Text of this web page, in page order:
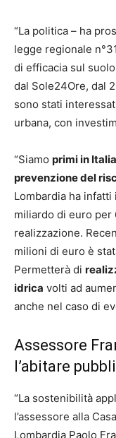
“La politica – ha
legge regionale
di efficacia sul
dal Sole24Ore, dal
sono stati
urbana, con
“Siamo primi in Italia
prevenzione del
Lombardia ha
miliardo di euro
realizzazione.
milioni di euro è
Permetterà di
idrica volti ad
anche nel caso di
Assessore
l’abitare
“La sostenibilità
l’assessore alla
Lombardia Paolo